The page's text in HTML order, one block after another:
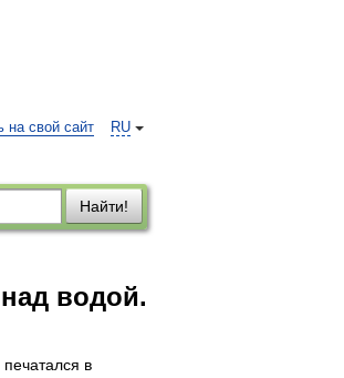
RU
на свой сайт
Найти!
водой.
в